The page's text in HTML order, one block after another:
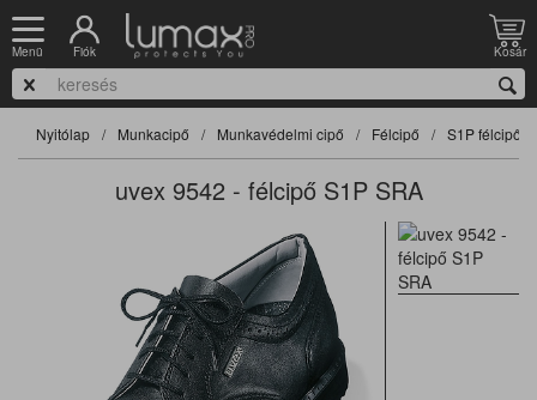
Menü Fiók Kosár
Nyitólap Munkacipő Munkavédelmi cipő Félcipő S1P félcipő
uvex 9542 - félcipő S1P SRA